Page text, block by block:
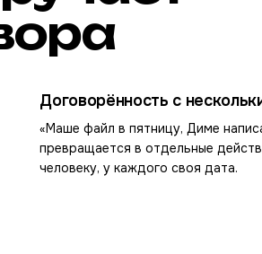
Договорённость с
«Маше файл в пятницу, Диме
превращается в отдельные
человеку, у каждого своя дата.